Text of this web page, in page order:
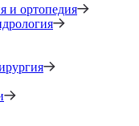
и ортопедия